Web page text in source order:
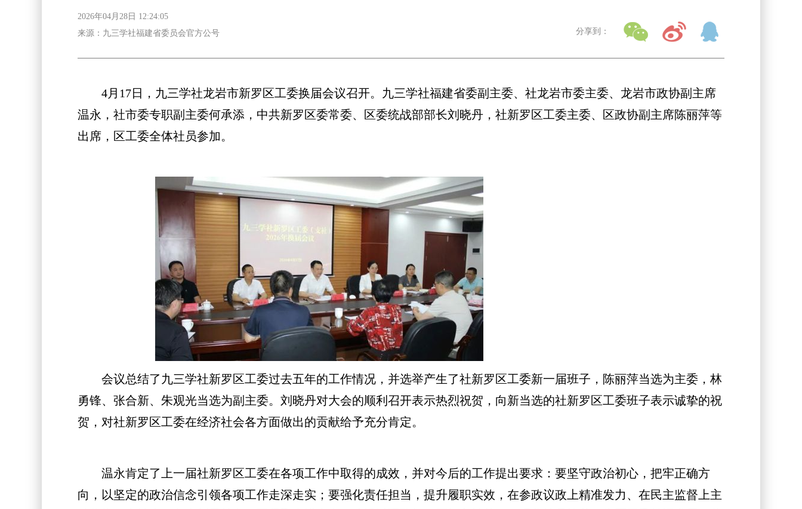
2026年04月28日 12:24:05
来源：九三学社福建省委员会官方公号
分享到：
4月17日，九三学社龙岩市新罗区工委换届会议召开。九三学社福建省委副主委、社龙岩市委主委、龙岩市政协副主席
温永，社市委专职副主委何承添，中共新罗区委常委、区委统战部部长刘晓丹，社新罗区工委主委、区政协副主席陈丽萍等
出席，区工委全体社员参加。
会议总结了九三学社新罗区工委过去五年的工作情况，并选举产生了社新罗区工委新一届班子，陈丽萍当选为主委，林
勇锋、张合新、朱观光当选为副主委。刘晓丹对大会的顺利召开表示热烈祝贺，向新当选的社新罗区工委班子表示诚挚的祝
贺，对社新罗区工委在经济社会各方面做出的贡献给予充分肯定。
温永肯定了上一届社新罗区工委在各项工作中取得的成效，并对今后的工作提出要求：要坚守政治初心，把牢正确方
向，以坚定的政治信念引领各项工作走深走实；要强化责任担当，提升履职实效，在参政议政上精准发力、在民主监督上主